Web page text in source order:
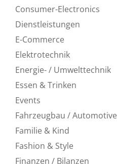
Consumer-Electronics
Dienstleistungen
E-Commerce
Elektrotechnik
Energie- / Umwelttechnik
Essen & Trinken
Events
Fahrzeugbau / Automotive
Familie & Kind
Fashion & Style
Finanzen / Bilanzen